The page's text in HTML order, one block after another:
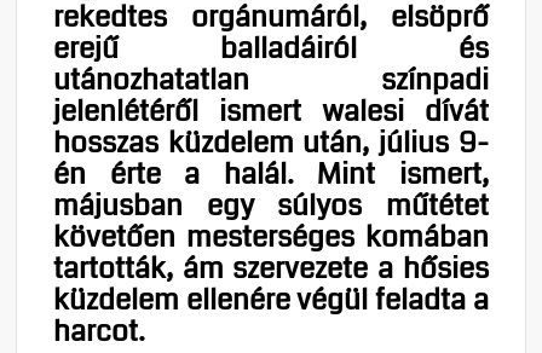
rekedtes orgánumáról, elsöprő
erejű balladáiról és
utánozhatatlan színpadi
jelenlétéről ismert walesi dívát
hosszas küzdelem után, július 9-
én érte a halál. Mint ismert,
májusban egy súlyos műtétet
követően mesterséges komában
tartották, ám szervezete a hősies
küzdelem ellenére végül feladta a
harcot.